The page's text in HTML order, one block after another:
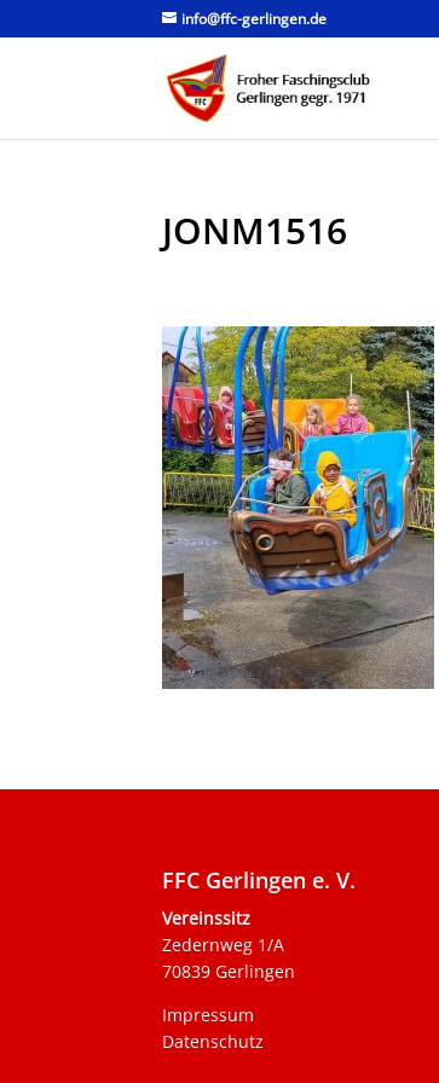
info@ffc-gerlingen.de
JONM1516
FFC Gerlingen e. V.
Vereinssitz
Zedernweg 1/A
70839 Gerlingen
Impressum
Datenschutz